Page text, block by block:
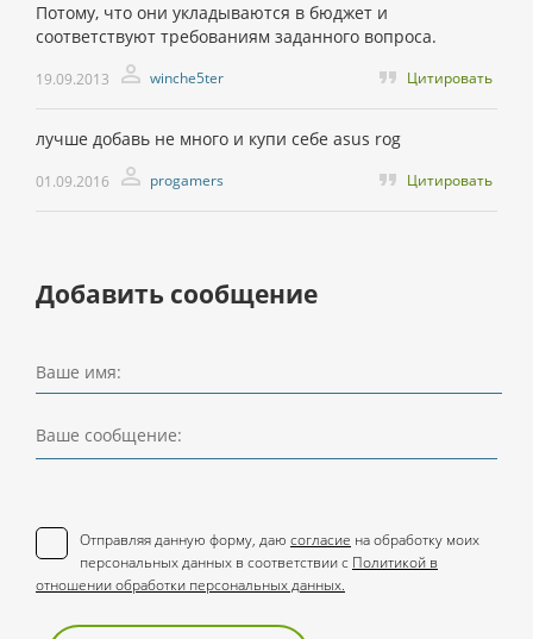
Потому, что они укладываются в бюджет и
соответствуют требованиям заданного вопроса.
19.09.2013 winche5ter Цитировать
лучше добавь не много и купи себе asus rog
01.09.2016 progamers Цитировать
Добавить сообщение
Ваше имя:
Ваше сообщение:
Отправляя данную форму, даю согласие на обработку моих
персональных данных в соответствии с Политикой в
отношении обработки персональных данных.